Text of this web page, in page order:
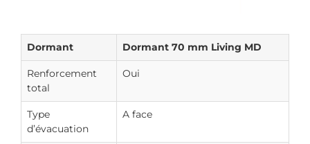
Dormant Dormant 70 mm Living MD
Renforcement
total
Oui
Type
d’évacuation
A face